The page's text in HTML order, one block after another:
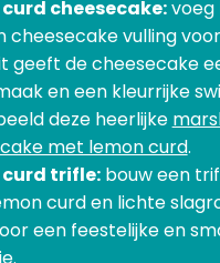
cheesecake:voeg
cheesecake vulling
geeft de cheesecake
en een kleurrijke
deze heerlijke
met lemon curd.
curd trifle:bouw een
curd en lichte
een feestelijke en